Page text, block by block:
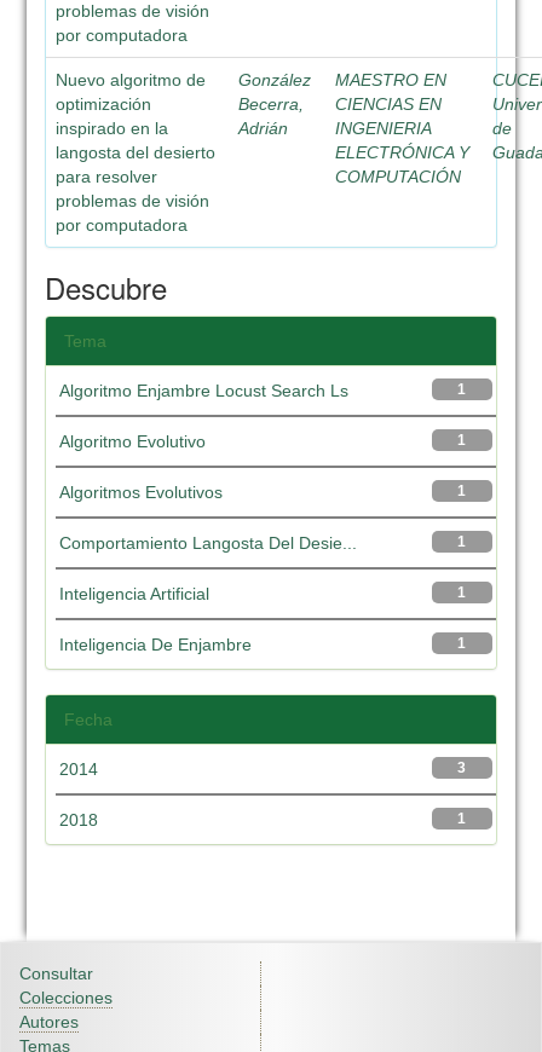
problemas de visión
por computadora
Nuevo algoritmo de
optimización
inspirado en la
langosta del desierto
para resolver
problemas de visión
por computadora
González
Becerra,
Adrián
MAESTRO EN
CIENCIAS EN
INGENIERIA
ELECTRÓNICA Y
COMPUTACIÓN
de
Descubre
Tema
1
Algoritmo Enjambre Locust Search Ls
1
Algoritmo Evolutivo
1
Algoritmos Evolutivos
1
Comportamiento Langosta Del Desie...
1
Inteligencia Artificial
1
Inteligencia De Enjambre
Fecha
3
2014
1
2018
Consultar
Colecciones
Autores
Temas